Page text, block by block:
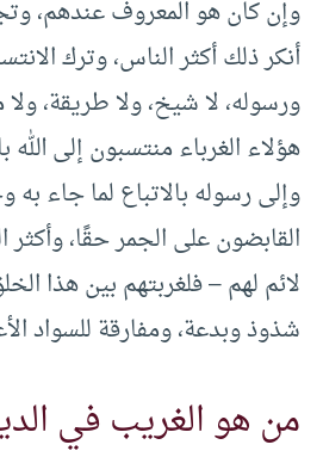
وإن كان هو المعروف عندهم،
أنكر ذلك أكثر الناس، وترك
ورسوله، لا شيخ، ولا طريقة،
هؤلاء الغرباء منتسبون إلى الله
وإلى رسوله بالاتباع لما جاء
القابضون على الجمر حقًا،
لائم لهم – فلغربتهم بين هذا
شذوذ وبدعة، ومفارقة للسواد
من هو الغريب في